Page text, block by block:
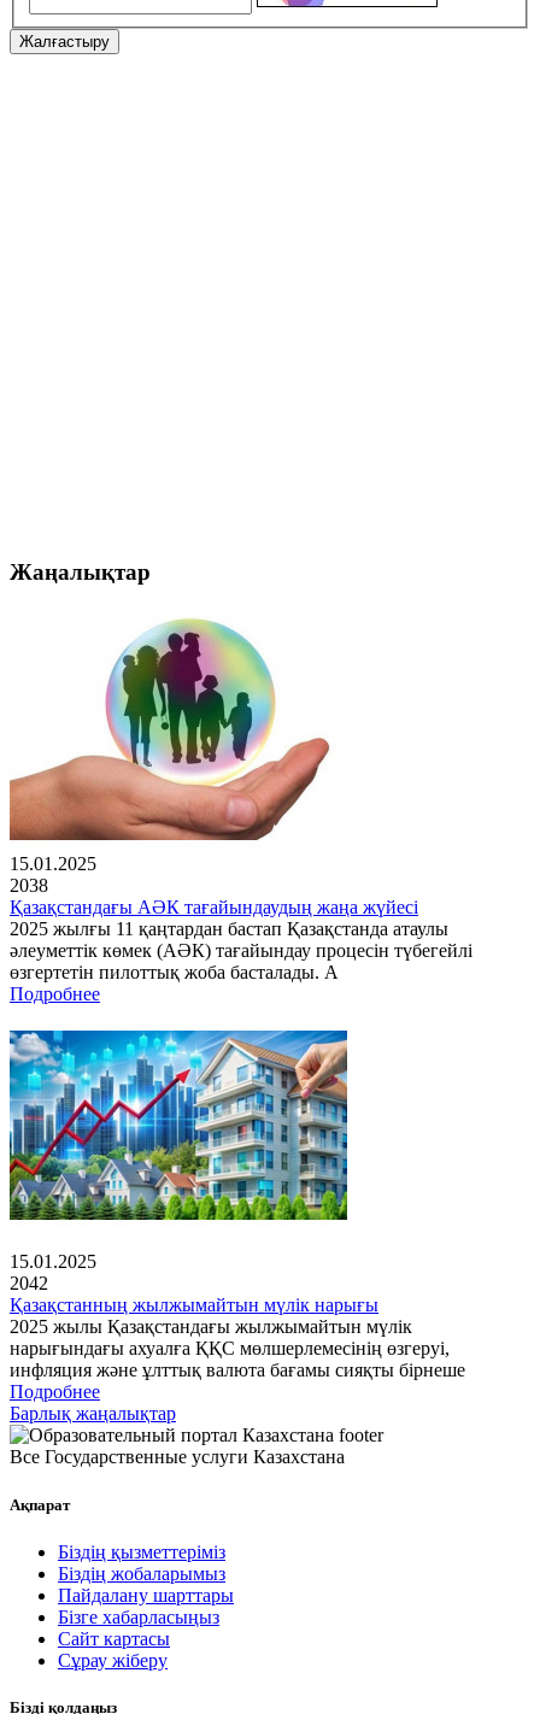
Жалғастыру
Жаңалықтар
15.01.2025
2038
Қазақстандағы АӘК тағайындаудың жаңа жүйесі
2025 жылғы 11 қаңтардан бастап Қазақстанда атаулы
әлеуметтік көмек (АӘК) тағайындау процесін түбегейлі
өзгертетін пилоттық жоба басталады. А
Подробнее
15.01.2025
2042
Қазақстанның жылжымайтын мүлік нарығы
2025 жылы Қазақстандағы жылжымайтын мүлік
нарығындағы ахуалға ҚҚС мөлшерлемесінің өзгеруі,
инфляция және ұлттық валюта бағамы сияқты бірнеше
Подробнее
Барлық жаңалықтар
Все Государственные услуги Казахстана
Ақпарат
Біздің қызметтеріміз
Біздің жобаларымыз
Пайдалану шарттары
Бізге хабарласыңыз
Сайт картасы
Сұрау жіберу
Бізді қолдаңыз